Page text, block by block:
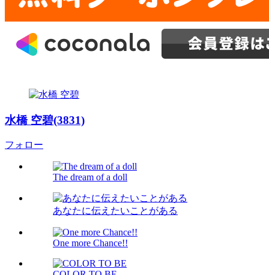
水橋 空碧(3831)
フォロー
The dream of a doll
あなたに伝えたいことがある
One more Chance!!